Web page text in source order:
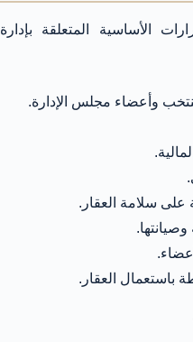
الأساسية المتعلقة بإدارة
وأعضاء مجلس الإدارة.
على سلامة العقار.
باستعمال العقار.